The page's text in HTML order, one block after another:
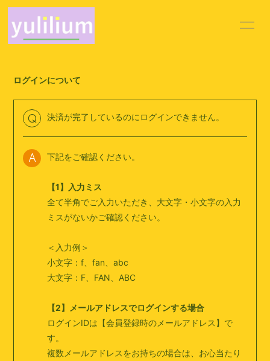
PROFILE
DISCOGRAPHY MOVIE
Q&A
会員登録 ログイン
ログインについて
Q 決済が完了しているのにログインできません。
A 下記をご確認ください。
【1】入力ミス
全て半角でご入力いただき、大文字・小文字の入力
ミスがないかご確認ください。
＜入力例＞
小文字：f、fan、abc
大文字：F、FAN、ABC
【2】メールアドレスでログインする場合
ログインIDは【会員登録時のメールアドレス】で
す。
複数メールアドレスをお持ちの場合は、お心当たり